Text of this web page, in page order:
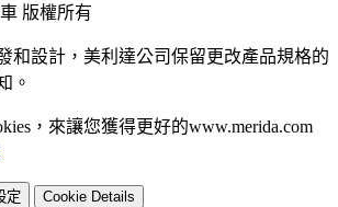
版權所有
和設計，美利達公司保留更改產品規格的
。
，來讓您獲得更好的www.merida.com
定 Cookie Details